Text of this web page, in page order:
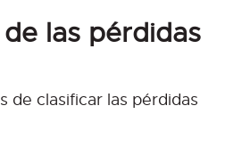
las pérdidas
de clasificar las pérdidas